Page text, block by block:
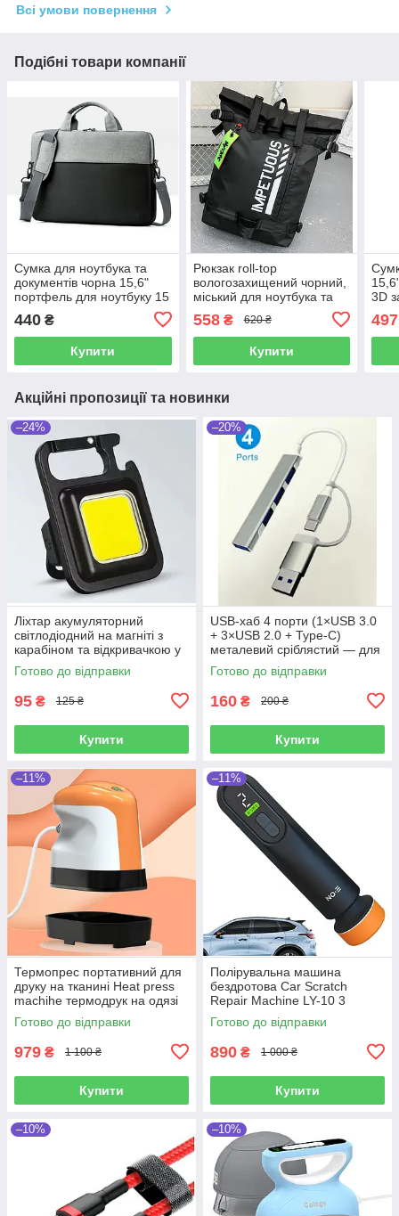
Всі умови повернення
Подібні товари компанії
Сумка для ноутбука та
документів чорна 15,6"
портфель для ноутбуку 15
дюймів на ремені чорно-
сірий
440 ₴
Купити
Рюкзак roll-top
вологозахищений чорний,
міський для ноутбука та
558₴ 620 ₴
Купити
3D
497
Акційні пропозиції та новинки
–24%
Ліхтар акумуляторний
світлодіодний на магніті з
карабіном та відкривачкою у
вигляді брелка компактний
Готово до відправки
95 ₴ 125 ₴
Купити
–20%
USB-хаб 4 порти (1×USB 3.0
+ 3×USB 2.0 + Type-C)
металевий сріблястий — для
ноутбука
Готово до відправки
160 ₴ 200 ₴
Купити
–11%
Термопрес портативний для
друку на тканині Heat press
machihe термодрук на одязі
для друку на футболках
Готово до відправки
979 ₴ 1 100 ₴
Купити
–11%
Полірувальна машина
бездротова Car Scratch
Repair Machine LY-10 3
швидкості
Готово до відправки
890 ₴ 1 000 ₴
Купити
–10% –10%